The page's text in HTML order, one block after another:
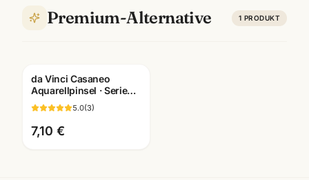
Premium-Alternative 1 PRODUKT
da Vinci Casaneo
Aquarellpinsel · Serie
5598/5898/498 ·
Künstlerbedarf
Mannheim
5.0(3)
7,10 €